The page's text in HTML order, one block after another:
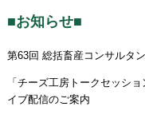
■お知らせ■
第63回 総括畜産コンサルタ
「チーズ工房トークセッシ
イブ配信のご案内